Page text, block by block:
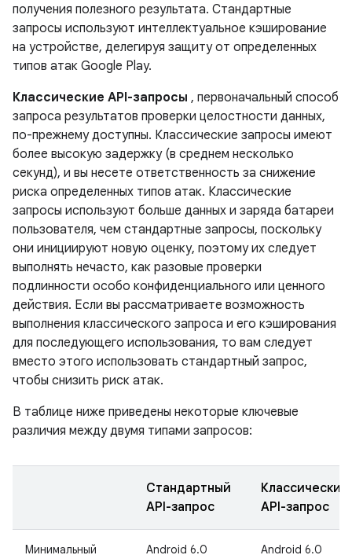
получения полезного результата. Стандартные
запросы используют интеллектуальное кэширование
на устройстве, делегируя защиту от определенных
типов атак Google Play.
Классические API-запросы , первоначальный способ
запроса результатов проверки целостности данных,
по-прежнему доступны. Классические запросы имеют
более высокую задержку (в среднем несколько
секунд), и вы несете ответственность за снижение
риска определенных типов атак. Классические
запросы используют больше данных и заряда батареи
пользователя, чем стандартные запросы, поскольку
они инициируют новую оценку, поэтому их следует
выполнять нечасто, как разовые проверки
подлинности особо конфиденциального или ценного
действия. Если вы рассматриваете возможность
выполнения классического запроса и его кэширования
для последующего использования, то вам следует
вместо этого использовать стандартный запрос,
чтобы снизить риск атак.
В таблице ниже приведены некоторые ключевые
различия между двумя типами запросов:
Стандартный
API-запрос
Классический
API-запрос
Минимальный
Android 6.0
Android 6.0